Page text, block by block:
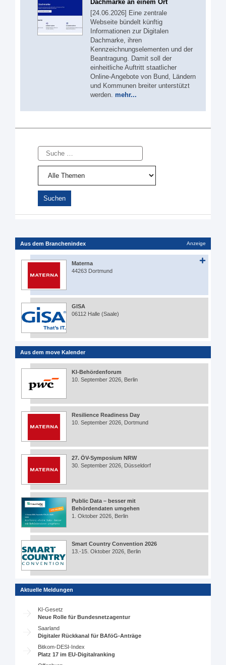
Dachmarke an einem Ort
[24.06.2026] Eine zentrale
Webseite bündelt künftig
Informationen zur Digitalen
Dachmarke, ihren
Kennzeichnungselementen und der
Beantragung. Damit soll der
einheitliche Auftritt staatlicher
Online-Angebote von Bund, Ländern
und Kommunen breiter unterstützt
werden. mehr...
Suche
Aus dem Branchenindex Anzeige
Materna
44263 Dortmund
GISA
06112 Halle (Saale)
Aus dem move Kalender
KI-Behördenforum
10. September 2026, Berlin
Resilience Readiness Day
10. September 2026, Dortmund
27. ÖV-Symposium NRW
30. September 2026, Düsseldorf
Public Data – besser mit
Behördendaten umgehen
1. Oktober 2026, Berlin
Smart Country Convention 2026
13.-15. Oktober 2026, Berlin
Aktuelle Meldungen
KI-Gesetz
Neue Rolle für Bundesnetzagentur
Saarland
Digitaler Rückkanal für BAföG-Anträge
Bitkom-DESI-Index
Platz 17 im EU-Digitalranking